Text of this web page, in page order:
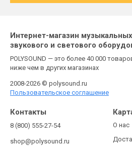
Интернет-магазин
звукового и светового
POLYSOUND — это более 40 000
ниже чем в других магазинах
2008-2026 © polysound.ru
Пользовательское соглашение
Контакты
8 (800) 555-27-54
shop@polysound.ru
О нас